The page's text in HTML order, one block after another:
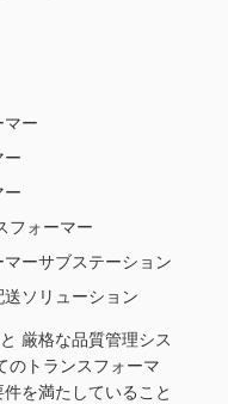
マー
ー
ー
フォーマー
ーサブステーション
ソリューション
厳格な品質管理シス
のトランスフォーマ
を満たしていること